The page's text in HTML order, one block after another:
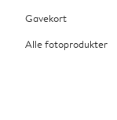
Gavekort
Alle fotoprodukter